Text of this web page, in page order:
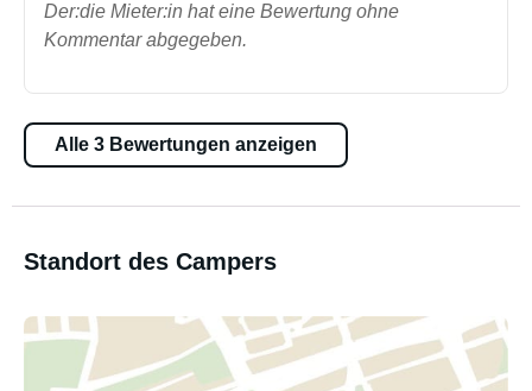
Der:die Mieter:in hat eine Bewertung ohne
Kommentar abgegeben.
Alle 3 Bewertungen anzeigen
Standort des Campers